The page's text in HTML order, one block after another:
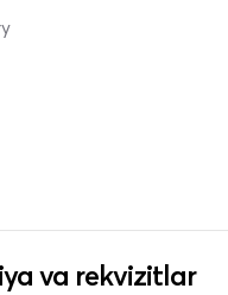
va rekvizitlar